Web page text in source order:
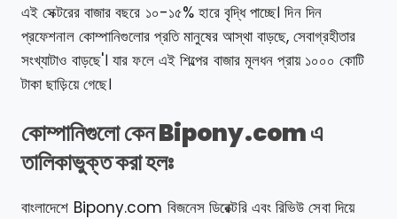
এই সেক্টরের বাজার বছরে ১০-১৫% হারে বৃদ্ধি পাচ্ছে। দিন দিন
প্রফেশনাল কোম্পানিগুলোর প্রতি মানুষের আস্থা বাড়ছে, সেবাগ্রহীতার
সংখ্যাটাও বাড়ছে'। যার ফলে এই শিল্পের বাজার মূলধন প্রায় ১০০০ কোটি
টাকা ছাড়িয়ে গেছে।
কোম্পানিগুলো কেন Bipony.com এ
তালিকাভুক্ত করা হলঃ
বাংলাদেশে Bipony.com বিজনেস ডিরেক্টরি এবং রিভিউ সেবা দিয়ে